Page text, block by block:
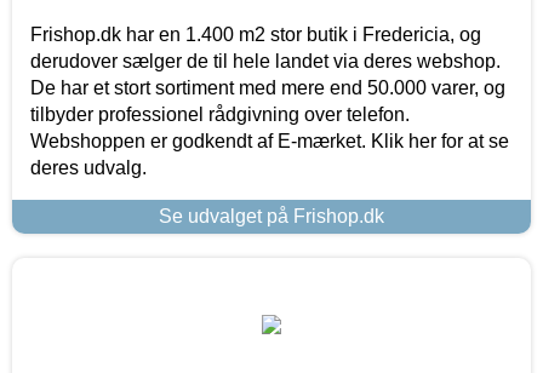
Frishop.dk har en 1.400 m2 stor butik i Fredericia, og
derudover sælger de til hele landet via deres webshop.
De har et stort sortiment med mere end 50.000 varer, og
tilbyder professionel rådgivning over telefon.
Webshoppen er godkendt af E-mærket. Klik her for at se
deres udvalg.
Se udvalget på Frishop.dk